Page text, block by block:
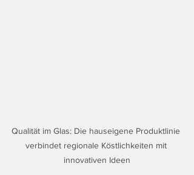
Qualität im Glas: Die hauseigene Produktlinie
verbindet regionale Köstlichkeiten mit
innovativen Ideen